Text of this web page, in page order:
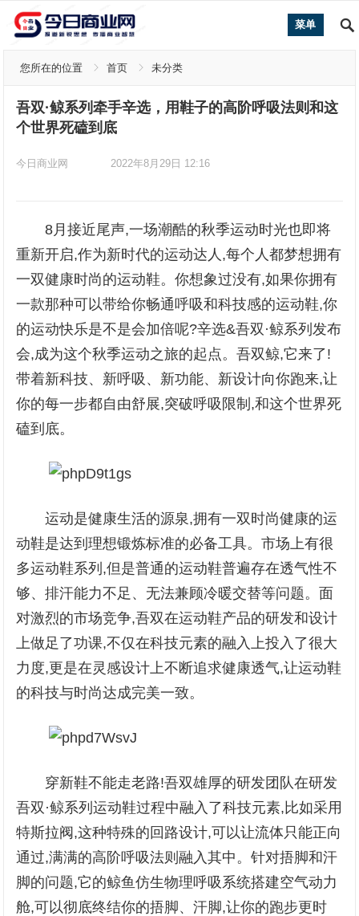
菜单
您所在的位置 首页 未分类
吾双·鲸系列牵手辛选，用鞋子的高阶呼吸法则和这
个世界死磕到底
今日商业网 2022年8月29日 12:16
8月接近尾声,一场潮酷的秋季运动时光也即将
重新开启,作为新时代的运动达人,每个人都梦想拥有
一双健康时尚的运动鞋。你想象过没有,如果你拥有
一款那种可以带给你畅通呼吸和科技感的运动鞋,你
的运动快乐是不是会加倍呢?辛选&吾双·鲸系列发布
会,成为这个秋季运动之旅的起点。吾双鲸,它来了!
带着新科技、新呼吸、新功能、新设计向你跑来,让
你的每一步都自由舒展,突破呼吸限制,和这个世界死
磕到底。
运动是健康生活的源泉,拥有一双时尚健康的运
动鞋是达到理想锻炼标准的必备工具。市场上有很
多运动鞋系列,但是普通的运动鞋普遍存在透气性不
够、排汗能力不足、无法兼顾冷暖交替等问题。面
对激烈的市场竞争,吾双在运动鞋产品的研发和设计
上做足了功课,不仅在科技元素的融入上投入了很大
力度,更是在灵感设计上不断追求健康透气,让运动鞋
的科技与时尚达成完美一致。
穿新鞋不能走老路!吾双雄厚的研发团队在研发
吾双·鲸系列运动鞋过程中融入了科技元素,比如采用
特斯拉阀,这种特殊的回路设计,可以让流体只能正向
通过,满满的高阶呼吸法则融入其中。针对捂脚和汗
脚的问题,它的鲸鱼仿生物理呼吸系统搭建空气动力
舱,可以彻底终结你的捂脚、汗脚,让你的跑步更时